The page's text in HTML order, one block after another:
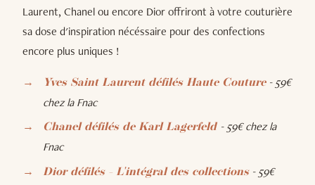
Laurent, Chanel ou encore Dior offriront à votre couturière
sa dose d'inspiration nécéssaire pour des confections
encore plus uniques !
Yves Saint Laurent défilés Haute Couture- 59€
chez la Fnac
Chanel défilés de Karl Lagerfeld - 59€ chez la
Fnac
Dior défilés - L'intégral des collections- 59€